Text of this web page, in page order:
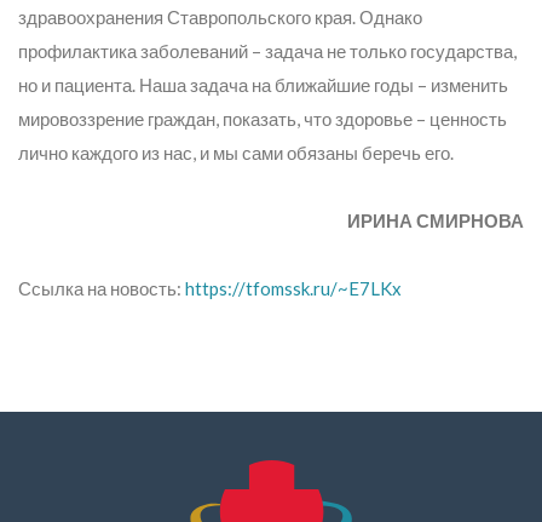
здравоохранения Ставропольского края. Однако
профилактика заболеваний – задача не только государства,
но и пациента. Наша задача на ближайшие годы – изменить
мировоззрение граждан, показать, что здоровье – ценность
лично каждого из нас, и мы сами обязаны беречь его.
ИРИНА СМИРНОВА
Ссылка на новость: https://tfomssk.ru/~E7LKx